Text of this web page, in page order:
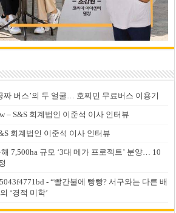
짜 버스’의 두 얼굴… 호찌민 무료버스 이용기
– S&S 회계법인 이준석 이사 인터뷰
회계법인 이준석 이사 인터뷰
7,500ha 규모 ‘3대 메가 프로젝트’ 분양… 10
-“빨간불에 빵빵? 서구와는 다른 배
‘경적 미학’